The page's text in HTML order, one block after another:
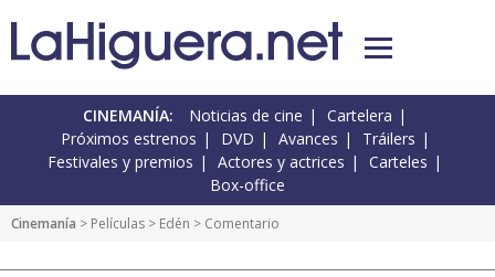
CINEMANÍA: Noticias de cine
Cartelera
Próximos estrenos
DVD Avances
Tráilers
Festivales y premios
Actores y actrices
Carteles
Box-office
Cinemanía > Películas > Edén > Comentario